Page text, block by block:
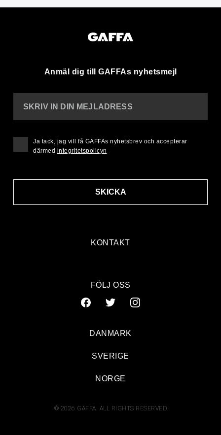
Anmäl dig till GAFFAs nyhetsmejl
KONTAKT
SKRIV IN DIN MEJLADRESS
SKICKA
Ja tack, jag vill få GAFFAs nyhetsbrev och accepterar
därmed integritetspolicyn
FÖLJ OSS
© 2026 GAFFA. ALL RIGHTS RESERVED
DANMARK
SVERIGE
NORGE